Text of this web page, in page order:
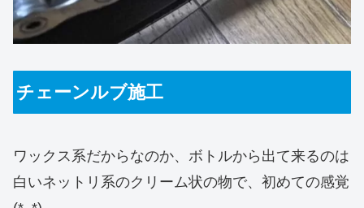
チェーンルブ施工
ワックス系だからなのか、ボトルから出て来るのは
白いネットリ系のクリーム状の物で、初めての感覚